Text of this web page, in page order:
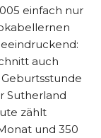
einfach nur
auch
Sutherland
zählt
und 350